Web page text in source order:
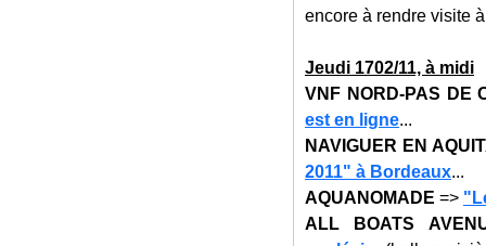
encore à rendre visite
Jeudi 1702/11, à midi
VNF NORD-PAS DE
est en ligne...
NAVIGUER EN
2011" à Bordeaux...
AQUANOMADE =>
ALL BOATS